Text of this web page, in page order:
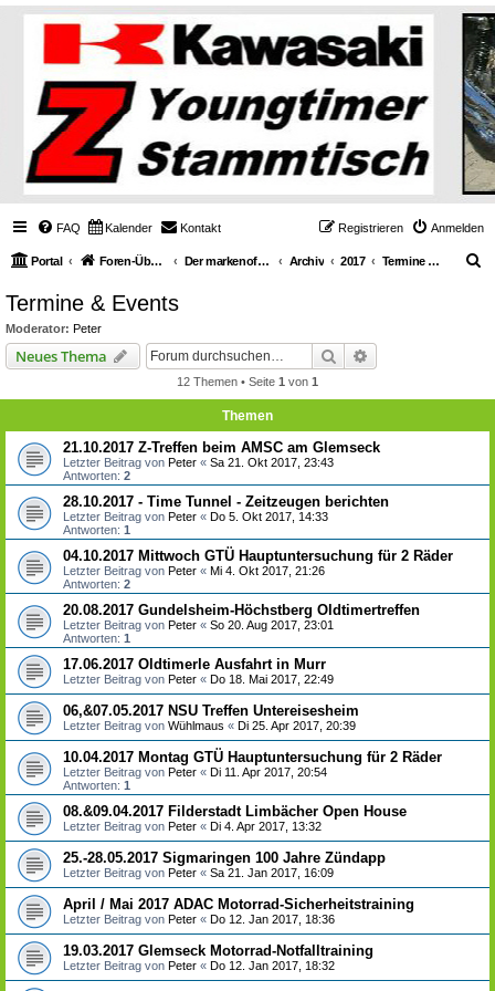
FAQ Kalender Kontakt Anmelden
Registrieren
Portal Foren-Übersicht Der markenoffene Z-Stammtisch für Youngtimerbiker Archiv 2017 Termine & Events
Termine & Events
Moderator: Peter
Neues Thema Suche
12 Themen • Seite 1 von 1
Themen
21.10.2017 Z-Treffen beim AMSC am Glemseck
Letzter Beitrag von Peter « Sa 21. Okt 2017, 23:43
Antworten: 2
28.10.2017 - Time Tunnel - Zeitzeugen berichten
Letzter Beitrag von Peter « Do 5. Okt 2017, 14:33
Antworten: 1
04.10.2017 Mittwoch GTÜ Hauptuntersuchung für 2 Räder
Letzter Beitrag von Peter « Mi 4. Okt 2017, 21:26
Antworten: 2
20.08.2017 Gundelsheim-Höchstberg Oldtimertreffen
Letzter Beitrag von Peter « So 20. Aug 2017, 23:01
Antworten: 1
17.06.2017 Oldtimerle Ausfahrt in Murr
Letzter Beitrag von Peter « Do 18. Mai 2017, 22:49
06,&07.05.2017 NSU Treffen Untereisesheim
Letzter Beitrag von Wühlmaus « Di 25. Apr 2017, 20:39
10.04.2017 Montag GTÜ Hauptuntersuchung für 2 Räder
Letzter Beitrag von Peter « Di 11. Apr 2017, 20:54
Antworten: 1
08.&09.04.2017 Filderstadt Limbächer Open House
Letzter Beitrag von Peter « Di 4. Apr 2017, 13:32
25.-28.05.2017 Sigmaringen 100 Jahre Zündapp
Letzter Beitrag von Peter « Sa 21. Jan 2017, 16:09
April / Mai 2017 ADAC Motorrad-Sicherheitstraining
Letzter Beitrag von Peter « Do 12. Jan 2017, 18:36
19.03.2017 Glemseck Motorrad-Notfalltraining
Letzter Beitrag von Peter « Do 12. Jan 2017, 18:32